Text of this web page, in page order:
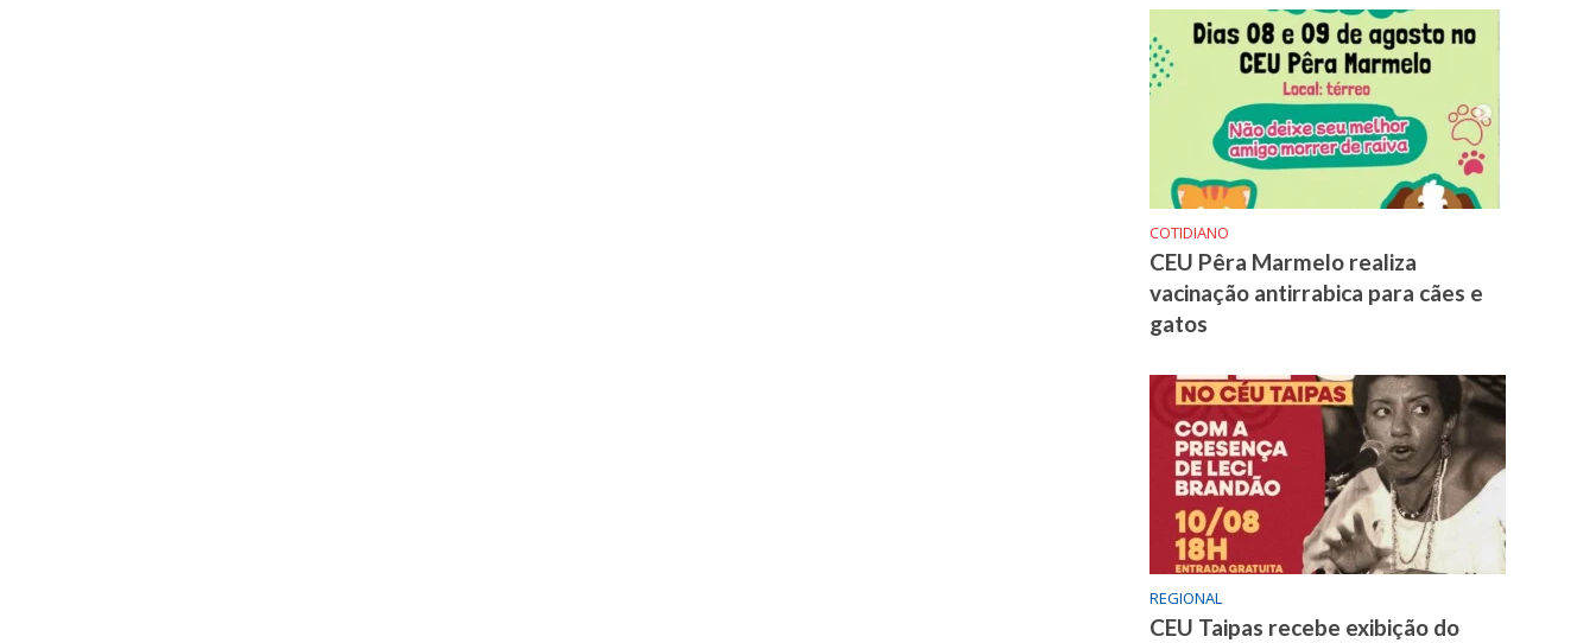
COTIDIANO
CEU Pêra Marmelo realiza
vacinação antirrabica para cães e
gatos
REGIONAL
CEU Taipas recebe exibição do